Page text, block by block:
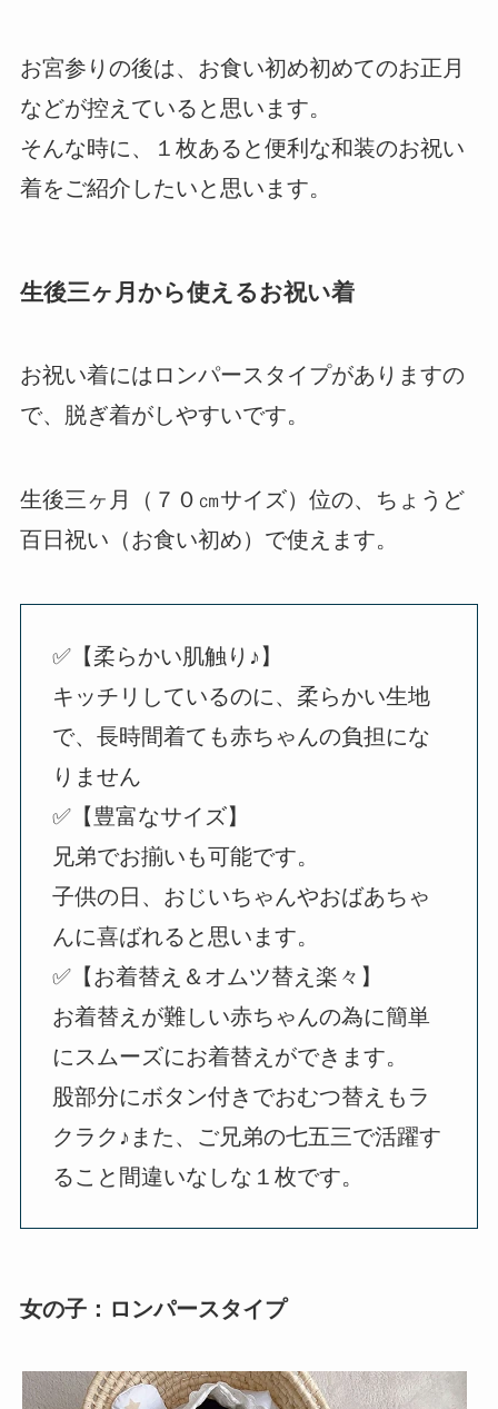
お宮参りの後は、お食い初め初めてのお正月
などが控えていると思います。
そんな時に、１枚あると便利な和装のお祝い
着をご紹介したいと思います。
生後三ヶ月から使えるお祝い着
お祝い着にはロンパースタイプがありますの
で、脱ぎ着がしやすいです。
生後三ヶ月（７０㎝サイズ）位の、ちょうど
百日祝い（お食い初め）で使えます。
✅【柔らかい肌触り♪】
キッチリしているのに、柔らかい生地
で、長時間着ても赤ちゃんの負担にな
りません
✅【豊富なサイズ】
兄弟でお揃いも可能です。
子供の日、おじいちゃんやおばあちゃ
んに喜ばれると思います。
✅【お着替え＆オムツ替え楽々】
お着替えが難しい赤ちゃんの為に簡単
にスムーズにお着替えができます。
股部分にボタン付きでおむつ替えもラ
クラク♪また、ご兄弟の七五三で活躍す
ること間違いなしな１枚です。
女の子：ロンパースタイプ